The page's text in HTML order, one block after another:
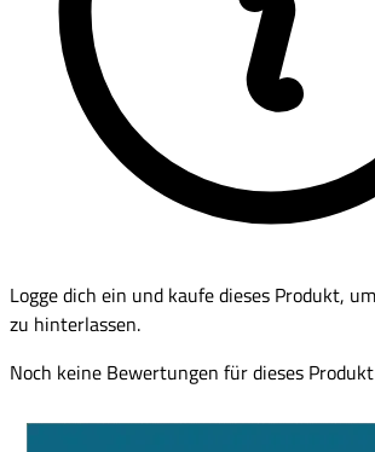
Logge dich ein und kaufe dieses Produkt,
zu hinterlassen.
Noch keine Bewertungen für dieses